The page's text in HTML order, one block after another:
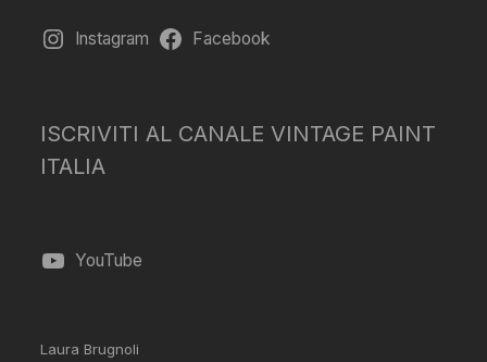
Instagram Facebook
ISCRIVITI AL CANALE VINTAGE PAINT
ITALIA
YouTube
Laura Brugnoli